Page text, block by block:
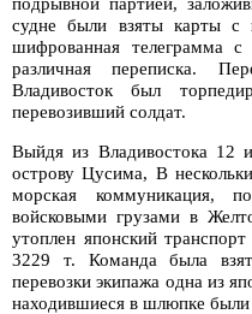
судне были взяты карты с
шифрованная телеграмма
различная переписка.
Владивосток был
перевозивший солдат.
Выйдя из Владивостока 12
острову Цусима, В
морская коммуникация,
войсковыми грузами в
утоплен японский
3229 т. Команда была
перевозки экипажа одна из
находившиеся в шлюпке